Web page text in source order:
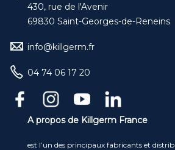
430, rue de l'Avenir
69830 Saint-Georges-de-Reneins
info@killgerm.fr
04 74 06 17 20
A propos de Killgerm France
est l’un des principaux fabricants et